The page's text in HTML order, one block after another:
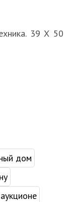
39 Х 50
дом